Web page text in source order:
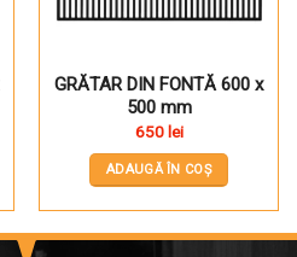
GRĂTAR DIN FONTĂ 600 x
500 mm
650 lei
ADAUGĂ ÎN COȘ